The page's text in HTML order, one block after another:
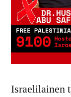
Israelilainen